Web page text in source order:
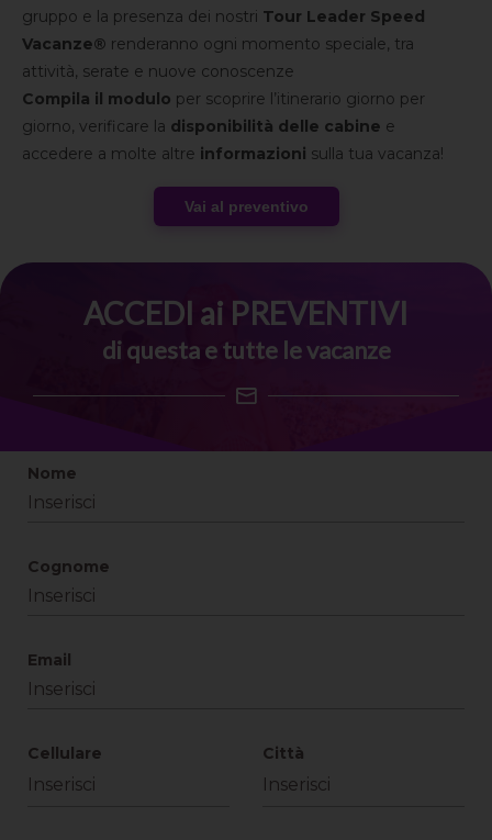
gruppo e la presenza dei nostri Tour Leader Speed
Vacanze® renderanno ogni momento speciale, tra
attività, serate e nuove conoscenze
Compila il modulo per scoprire l’itinerario giorno per
giorno, verificare la disponibilità delle cabine e
accedere a molte altre informazioni sulla tua vacanza!
Vai al preventivo
ACCEDI ai PREVENTIVI
di questa e tutte le vacanze
Nome
Cognome
Email
Cellulare Città